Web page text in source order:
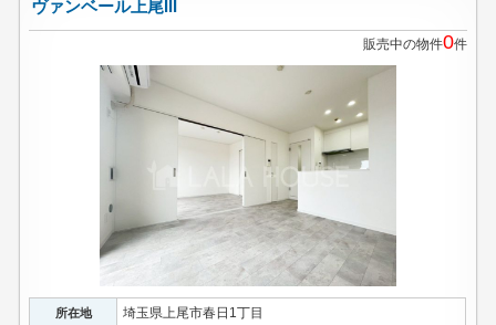
ヴァンベール上尾III
販売中の物件0件
所在地 埼玉県上尾市春日1丁目